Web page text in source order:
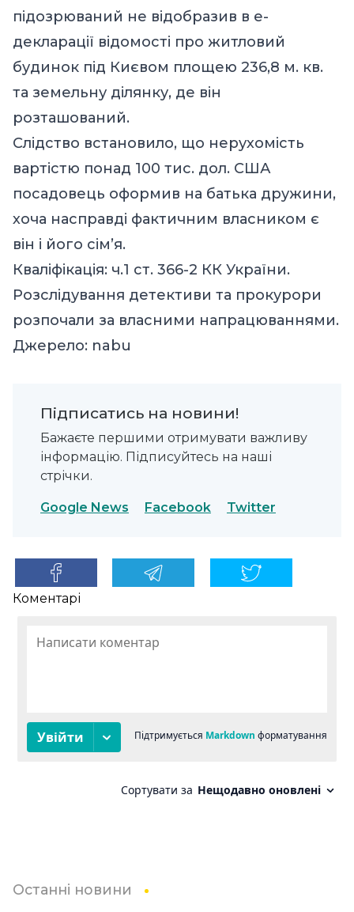
підозрюваний не відобразив в е-
декларації відомості про житловий
будинок під Києвом площею 236,8 м. кв.
та земельну ділянку, де він
розташований.
Слідство встановило, що нерухомість
вартістю понад 100 тис. дол. США
посадовець оформив на батька дружини,
хоча насправді фактичним власником є
він і його сім’я.
Кваліфікація: ч.1 ст. 366-2 КК України.
Розслідування детективи та прокурори
розпочали за власними напрацюваннями.
Джерело: nabu
Підписатись на новини!
Бажаєте першими отримувати важливу
інформацію. Підписуйтесь на наші
стрічки.
Google News Facebook Twitter
Коментарі
Останні новини